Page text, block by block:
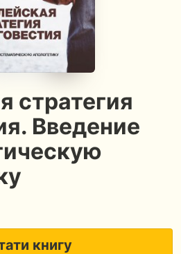
стратегия
Введение
книгу